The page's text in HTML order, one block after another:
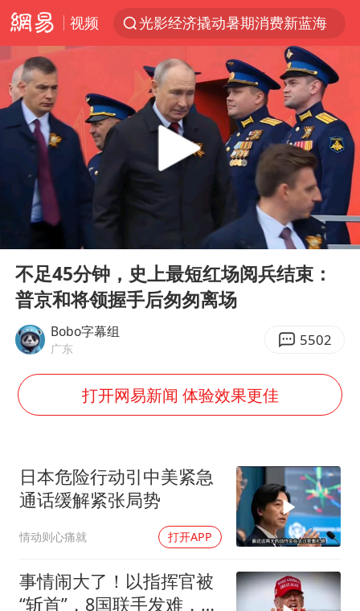
视频
光影经济撬动暑期消费新蓝海
郑丽文：台湾从来没有“独立”过
新疆优化调整景区内自驾服务费
茅台部分直营店飞天茅台提价
白海豚将正面袭击贯穿浙江
情侣平潭拍日出坠崖1死1伤
酒店回应车内过夜被收150元
黄金牛市回来了吗
杭州全市有序停课
泰国初中生饮弹自尽前开了26枪
台当局重金为“台独”织“皇帝新衣”
几元成本的AI广告导致千万市值蒸发
乐享全民健身 共筑健康中国
Play
00:00 01:52
不足45分钟，史上最短红场阅兵结束：
普京和将领握手后匆匆离场
Bobo字幕组
广东 5502
打开网易新闻 体验效果更佳
日本危险行动引中美紧急
通话缓解紧张局势
情动则心痛就 打开APP
事情闹大了！以指挥官被
“斩首”，8国联手发难，特